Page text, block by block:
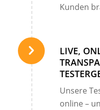
Kunden
LIVE,
Unsere
online –